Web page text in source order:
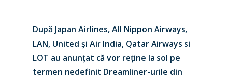
După Japan Airlines, All Nippon Airways,
LAN, United și Air India, Qatar Airways si
LOT au anunțat că vor reține la sol pe
termen nedefinit Dreamliner-urile din